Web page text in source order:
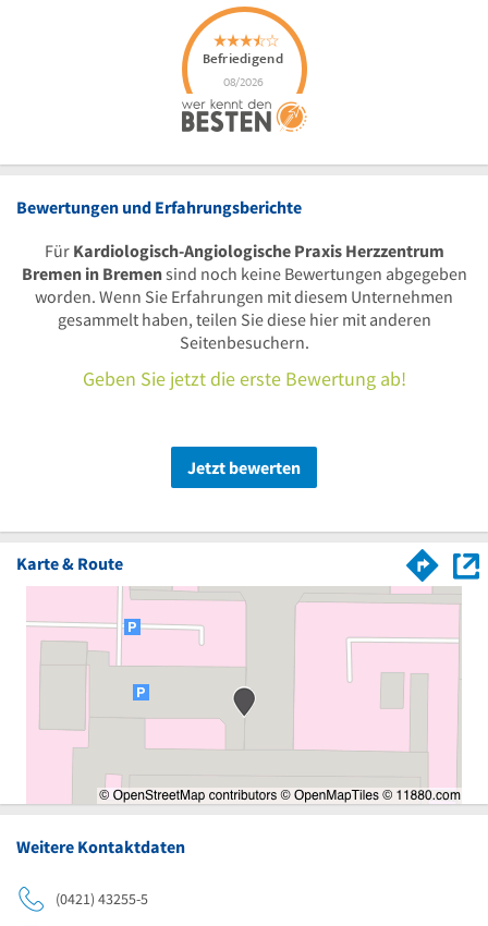
Bewertungen und Erfahrungsberichte
Für Kardiologisch-Angiologische Praxis Herzzentrum
Bremen in Bremensind noch keine Bewertungen abgegeben
worden. Wenn Sie Erfahrungen mit diesem Unternehmen
gesammelt haben, teilen Sie diese hier mit anderen
Seitenbesuchern.
Geben Sie jetzt die erste Bewertung ab!
Jetzt bewerten
Karte & Route
Weitere Kontaktdaten
(0421) 43255-5